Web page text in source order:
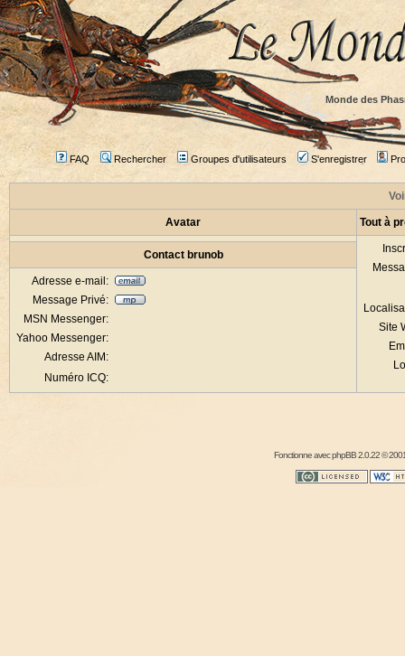
Monde des
FAQ Rechercher Groupes d'utilisateurs S'enregistrer
Avatar Tout à
Site
Contact brunob
Adresse e-mail:
Message Privé:
MSN Messenger:
Yahoo Messenger:
Adresse AIM:
Numéro ICQ:
Fonctionne avecphpBB2.0.22 ©